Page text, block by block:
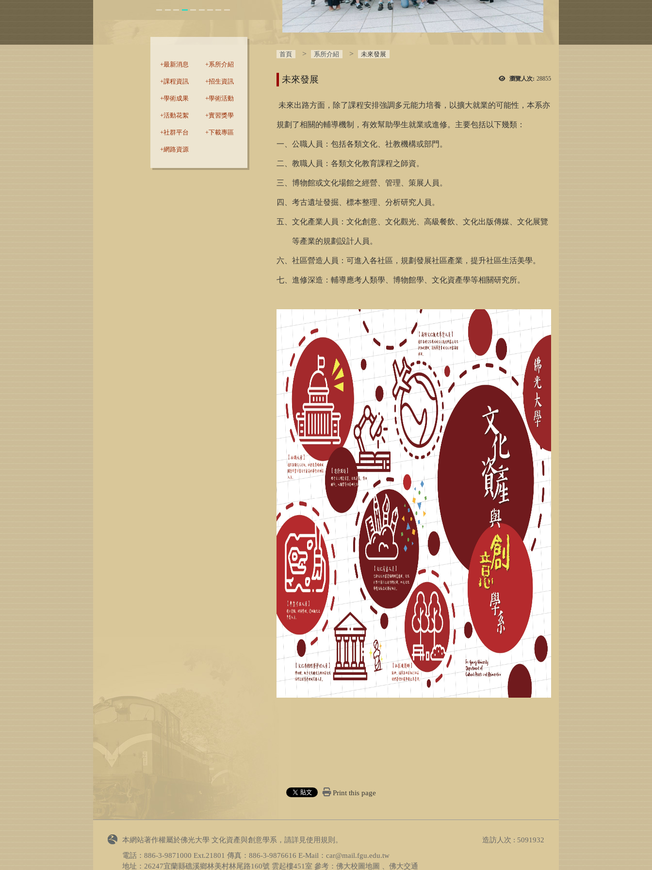
最新消息 系所介紹
課程資訊 招生資訊
學術成果 學術活動
活動花絮 實習獎學
社群平台 下載專區
網路資源
首頁 系所介紹 未來發展
瀏覽人次: 28855
未來發展
未來出路方面，除了課程安排強調多元能力培養，以擴大就業的可能性，本系亦
規劃了相關的輔導機制，有效幫助學生就業或進修。主要包括以下幾類：
一、公職人員：包括各類文化、社教機構或部門。
二、教職人員：各類文化教育課程之師資。
三、博物館或文化場館之經營、管理、策展人員。
四、考古遺址發掘、標本整理、分析研究人員。
五、文化產業人員：文化創意、文化觀光、高級餐飲、文化出版傳媒、文化展覽
等產業的規劃設計人員。
六、社區營造人員：可進入各社區，規劃發展社區產業，提升社區生活美學。
七、進修深造：輔導應考人類學、博物館學、文化資產學等相關研究所。
Print this page
本網站著作權屬於佛光大學 文化資產與創意學系，請詳見使用規則 。
電話： 886-3-9871000 Ext.21801 傳真： 886-3-9876616 E-Mail：car@mail.fgu.edu.tw
地址：26247宜蘭縣礁溪鄉林美村林尾路160號 雲起樓451室 參考： 佛大校圖地圖 、佛大交通
造訪人次 : 5091932